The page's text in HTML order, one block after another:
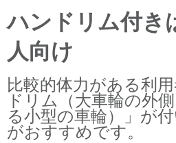
ハンドリム付き
人向け
比較的体力がある利
ドリム（大車輪の外
る小型の車輪）」が
がおすすめです。